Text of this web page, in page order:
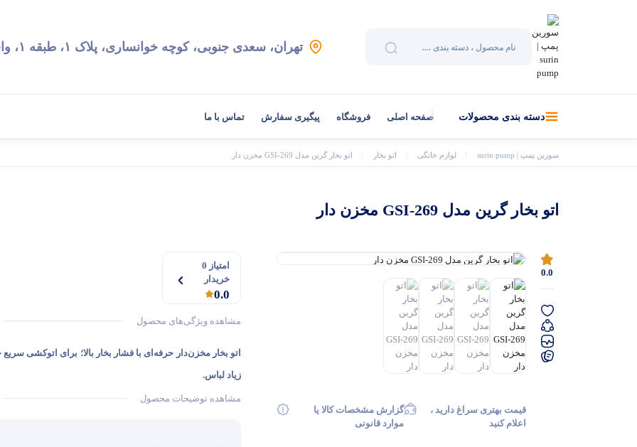
تهران، سعدی جنوبی، کوچه خوانساری، پلاک ۱، طبقه ۱، واحد ۲
دسته بندی محصولات صفحه اصلی فروشگاه پیگیری سفارش تماس با ما
سورین پمپ | surin pump لوازم خانگی اتو بخار اتو بخار گرین مدل GSI-269 مخزن دار
اتو بخار گرین مدل GSI-269 مخزن دار
0.0
قیمت بهتری سراغ دارید ،
اعلام کنید
گزارش مشخصات کالا یا
موارد قانونی
امتیاز 0
خریدار
0.0
مشاهده ویژگی‌های محصول
اتو بخار مخزن‌دار حرفه‌ای با فشار بخار بالا؛ برای اتوکشی
زیاد لباس.
مشاهده توضیحات محصول